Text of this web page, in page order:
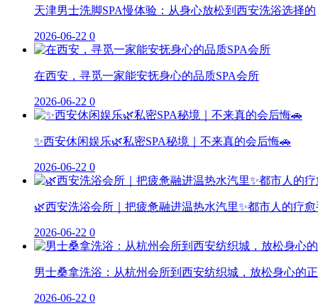
天津男士洗脚SPA慢体验：从身心放松到西安洗浴选择的
2026-06-22 0
在西安，寻觅一家能安抚身心的品质SPA会所
2026-06-22 0
✨西安休闲娱乐🌿私密SPA秘境｜不来真的会后悔🚗
2026-06-22 0
🌿西安洗浴会所｜把疲惫融进温热水汽里✨都市人的疗愈
2026-06-22 0
男士桑拿洗浴：从杭州会所到西安纺织城，放松身心的
2026-06-22 0